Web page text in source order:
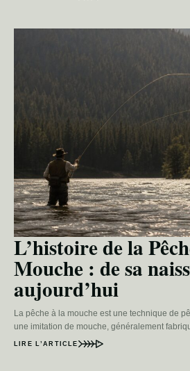
L’histoire de la
Mouche : de sa
aujourd’hui
La pêche à la mouche est une technique de
une imitation de mouche, généralement
LIRE L’ARTICLE